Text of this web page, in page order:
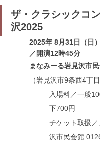
ザ・クラシックコ
沢2025
2025年 8月31日（日
／開演12時45分
まなみーる岩見沢市
（岩見沢市9条西4丁目
入場料／一般
下700円
チケット取扱
沢市民会館